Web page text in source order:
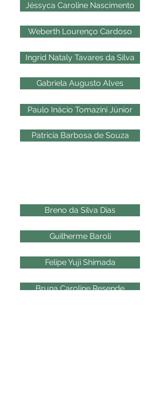
Jéssyca Caroline Nascimento
Weberth Lourenço Cardoso
Ingrid Nataly Tavares da Silva
Gabriela Augusto Alves
Paulo Inácio Tomazini Júnior
Patricia Barbosa de Souza
Breno da Silva Dias
Guilherme Baroli
Felipe Yuji Shimada
Bruna Caroline Resende